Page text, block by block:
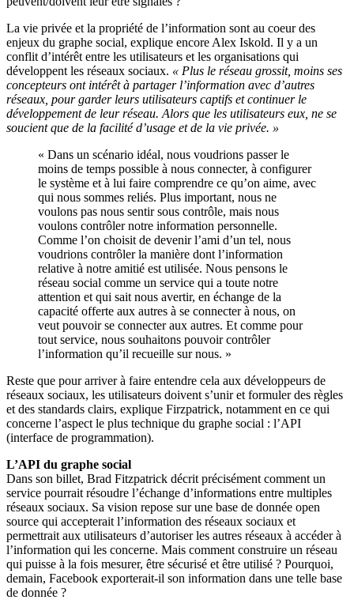
La vie privée et la propriété de l’information sont au coeur des
enjeux du graphe social, explique encore Alex Iskold. Il y a un
conflit d’intérêt entre les utilisateurs et les organisations qui
développent les réseaux sociaux. « Plus le réseau grossit, moins ses
concepteurs ont intérêt à partager l’information avec d’autres
réseaux, pour garder leurs utilisateurs captifs et continuer le
développement de leur réseau. Alors que les utilisateurs eux, ne se
soucient que de la facilité d’usage et de la vie privée. »
« Dans un scénario idéal, nous voudrions passer le
moins de temps possible à nous connecter, à configurer
le système et à lui faire comprendre ce qu’on aime, avec
qui nous sommes reliés. Plus important, nous ne
voulons pas nous sentir sous contrôle, mais nous
voulons contrôler notre information personnelle.
Comme l’on choisit de devenir l’ami d’un tel, nous
voudrions contrôler la manière dont l’information
relative à notre amitié est utilisée. Nous pensons le
réseau social comme un service qui a toute notre
attention et qui sait nous avertir, en échange de la
capacité offerte aux autres à se connecter à nous, on
veut pouvoir se connecter aux autres. Et comme pour
tout service, nous souhaitons pouvoir contrôler
l’information qu’il recueille sur nous. »
Reste que pour arriver à faire entendre cela aux développeurs de
réseaux sociaux, les utilisateurs doivent s’unir et formuler des règles
et des standards clairs, explique Firzpatrick, notamment en ce qui
concerne l’aspect le plus technique du graphe social : l’API
(interface de programmation).
L’API du graphe social
Dans son billet, Brad Fitzpatrick décrit précisément comment un
service pourrait résoudre l’échange d’informations entre multiples
réseaux sociaux. Sa vision repose sur une base de donnée open
source qui accepterait l’information des réseaux sociaux et
permettrait aux utilisateurs d’autoriser les autres réseaux à accéder à
l’information qui les concerne. Mais comment construire un réseau
qui puisse à la fois mesurer, être sécurisé et être utilisé ? Pourquoi,
demain, Facebook exporterait-il son information dans une telle base
de donnée ?